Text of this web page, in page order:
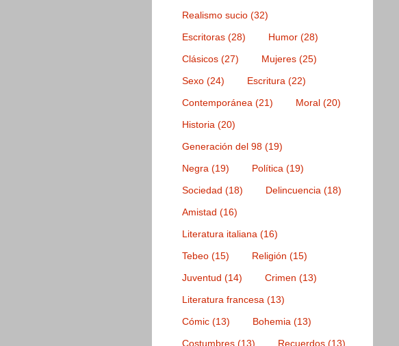
Realismo sucio (32)
Escritoras (28) Humor (28)
Clásicos (27) Mujeres (25)
Sexo (24) Escritura (22)
Contemporánea (21) Moral (20)
Historia (20)
Generación del 98 (19)
Negra (19) Política (19)
Sociedad (18) Delincuencia (18)
Amistad (16)
Literatura italiana (16)
Tebeo (15) Religión (15)
Juventud (14) Crimen (13)
Literatura francesa (13)
Cómic (13) Bohemia (13)
Costumbres (13) Recuerdos (13)